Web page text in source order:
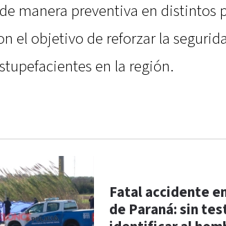
manera preventiva en distintos
el objetivo de reforzar la
en la región.
Fatal accidente
de Paraná: sin